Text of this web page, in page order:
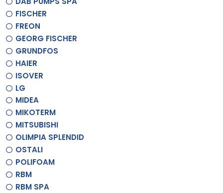
FISCHER
FREON
GEORG FISCHER
GRUNDFOS
HAIER
ISOVER
LG
MIDEA
MIKOTERM
MITSUBISHI
OLIMPIA SPLENDID
OSTALI
POLIFOAM
RBM
RBM SPA